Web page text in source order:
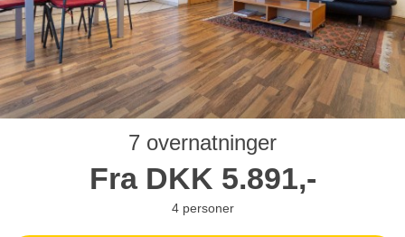
7 overnatninger
Fra DKK 5.891,-
4 personer